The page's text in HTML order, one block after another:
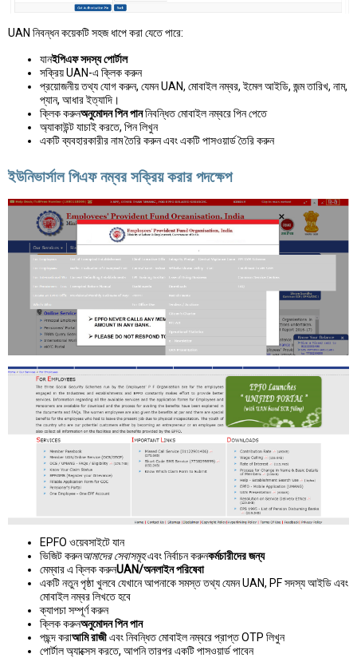
UAN নিবন্ধন কয়েকটি সহজ ধাপে করা যেতে পারে:
যানইপিএফ সদস্য পোর্টাল
সক্রিয় UAN-এ ক্লিক করুন
প্রয়োজনীয় তথ্য যোগ করুন, যেমন UAN, মোবাইল নম্বর, ইমেল আইডি, জন্ম তারিখ, নাম,
প্যান, আধার ইত্যাদি।
ক্লিক করুনঅনুমোদন পিন পাননিবন্ধিত মোবাইল নম্বরে পিন পেতে
অ্যাকাউন্ট যাচাই করতে, পিন লিখুন
একটি ব্যবহারকারীর নাম তৈরি করুন এবং একটি পাসওয়ার্ড তৈরি করুন
ইউনিভার্সাল পিএফ নম্বর সক্রিয় করার পদক্ষেপ
EPFO ওয়েবসাইটে যান
ভিজিট করুনআমাদের সেবাসমূহএবং নির্বাচন করুনকর্মচারীদের জন্য
মেম্বার এ ক্লিক করুনUAN/অনলাইন পরিষেবা
একটি নতুন পৃষ্ঠা খুলবে যেখানে আপনাকে সমস্ত তথ্য যেমন UAN, PF সদস্য আইডি এবং
মোবাইল নম্বর লিখতে হবে
ক্যাপচা সম্পূর্ণ করুন
ক্লিক করুনঅনুমোদন পিন পান
পছন্দ করাআমি রাজীএবং নিবন্ধিত মোবাইল নম্বরে প্রাপ্ত OTP লিখুন
পোর্টাল অ্যাক্সেস করতে, আপনি তারপর একটি পাসওয়ার্ড পাবেন